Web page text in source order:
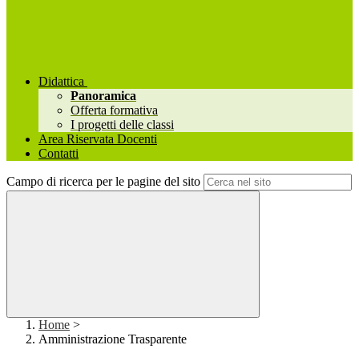
Didattica
Panoramica
Offerta formativa
I progetti delle classi
Area Riservata Docenti
Contatti
Campo di ricerca per le pagine del sito
Home >
Amministrazione Trasparente